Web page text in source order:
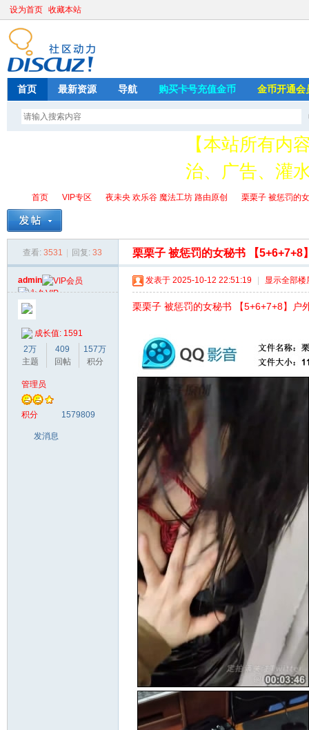
设为首页 收藏本站
首页 最新资源 导航 购买卡号充值金币 金币开通会
【本站所有内
治、广告、灌
请加
首页
›
VIP专区
›
夜未央 欢乐谷 魔法工坊 路由原创
›
栗栗子 被惩罚的
查看: 3531 回复: 33 栗栗子 被惩罚的女秘书 【5+6+7+8
admin
成长值: 1591
2万
主题
409
回帖
157万
积分
管理员
积分 1579809
发消息
发表于 2025-10-12 22:51:19 显示全部楼
栗栗子 被惩罚的女秘书 【5+6+7+8】户